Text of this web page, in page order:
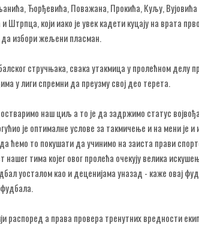
Ђорђевића, Поважана, Прокића, Куљу,
који иако је увек кадети куцају на врата
да избори жељени пласман.
стручњака, свака утакмица у пролећном делу
у лиги спремни да преузму свој део терета.
наш циљ а то је да задржимо статус
је оптималне услове за такмичење и на мени је
ћемо то покушати да учинимо на заиста прави
тима којег овог пролећа очекују велика
уосталом као и деценијама уназад - каже овај
распоред а права провера тренутних вредности